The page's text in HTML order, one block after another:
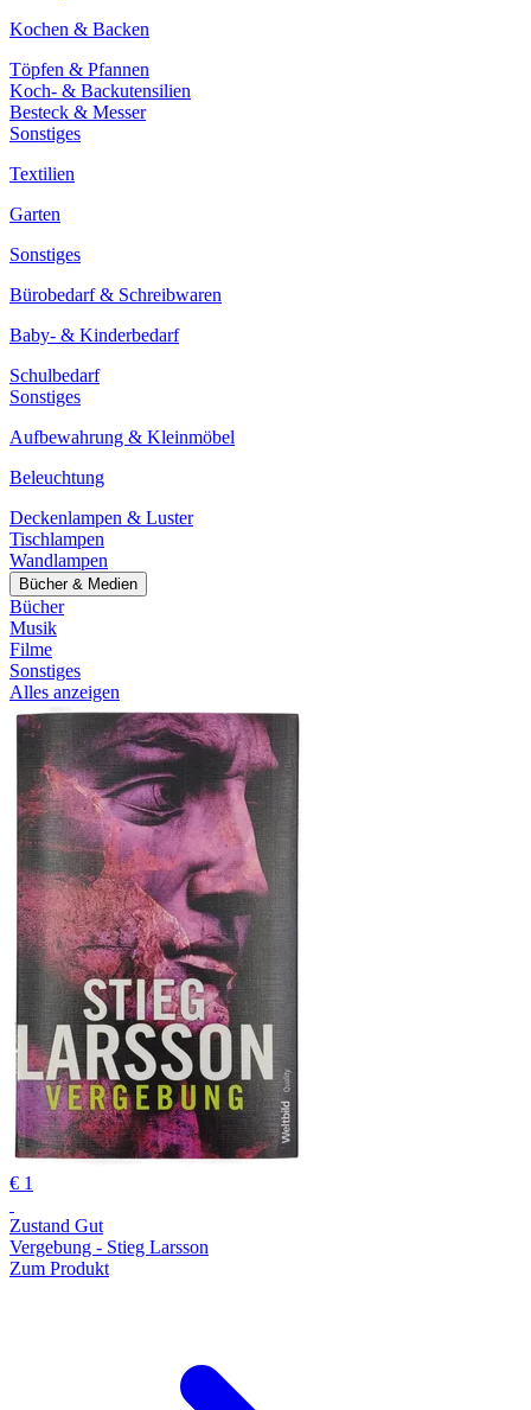
Kochen & Backen
Töpfen & Pfannen
Koch- & Backutensilien
Besteck & Messer
Sonstiges
Textilien
Garten
Sonstiges
Bürobedarf & Schreibwaren
Baby- & Kinderbedarf
Schulbedarf
Sonstiges
Aufbewahrung & Kleinmöbel
Beleuchtung
Deckenlampen & Luster
Tischlampen
Wandlampen
Bücher & Medien
Bücher
Musik
Filme
Sonstiges
Alles anzeigen
€ 1
Zustand Gut
Vergebung - Stieg Larsson
Zum Produkt